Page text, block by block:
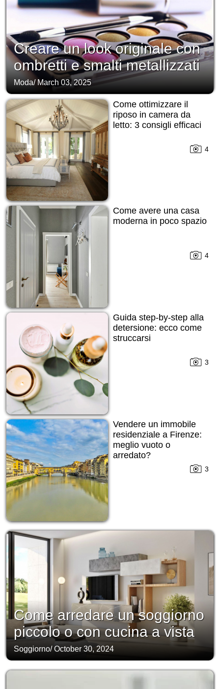
Creare un look originale con
ombretti e smalti metallizzati
Moda/ March 03, 2025
Come ottimizzare il
riposo in camera da
letto: 3 consigli efficaci
4
Come avere una casa
moderna in poco spazio
4
Guida step-by-step alla
detersione: ecco come
struccarsi
3
Vendere un immobile
residenziale a Firenze:
meglio vuoto o
arredato?
3
Come arredare un soggiorno
piccolo o con cucina a vista
Soggiorno/October 30, 2024